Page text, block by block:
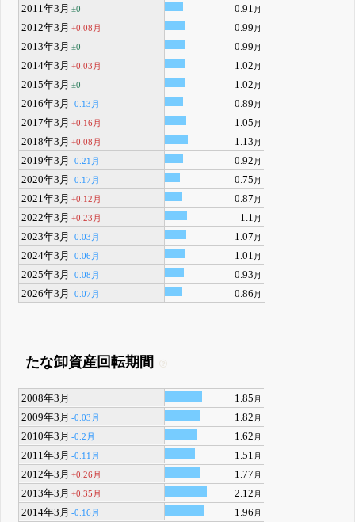
2011年3月 ±0 0.91 月
2012年3月 +0.08月 0.99 月
2013年3月 ±0 0.99 月
2014年3月 +0.03月 1.02 月
2015年3月 ±0 1.02 月
2016年3月 -0.13月 0.89 月
2017年3月 +0.16月 1.05 月
2018年3月 +0.08月 1.13 月
2019年3月 -0.21月 0.92 月
2020年3月 -0.17月 0.75 月
2021年3月 +0.12月 0.87 月
2022年3月 +0.23月 1.1 月
2023年3月 -0.03月 1.07 月
2024年3月 -0.06月 1.01 月
2025年3月 -0.08月 0.93 月
2026年3月 -0.07月 0.86 月
たな卸資産回転期間
2008年3月 1.85 月
2009年3月 -0.03月 1.82 月
2010年3月 -0.2月 1.62 月
2011年3月 -0.11月 1.51 月
2012年3月 +0.26月 1.77 月
2013年3月 +0.35月 2.12 月
2014年3月 -0.16月 1.96 月